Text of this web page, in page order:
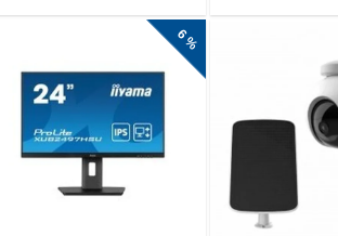
sladkarije!1 Tapnite bonbon, da ga poberete 2
z zaslona, b [...]
je večja? Levo, desno ali so enake? Numbers
na osnovi kognitivne matematike. Pravilno
se premaknete navzgor po nivoju. : - Enostaven za
dalje - Mirna tema [...]